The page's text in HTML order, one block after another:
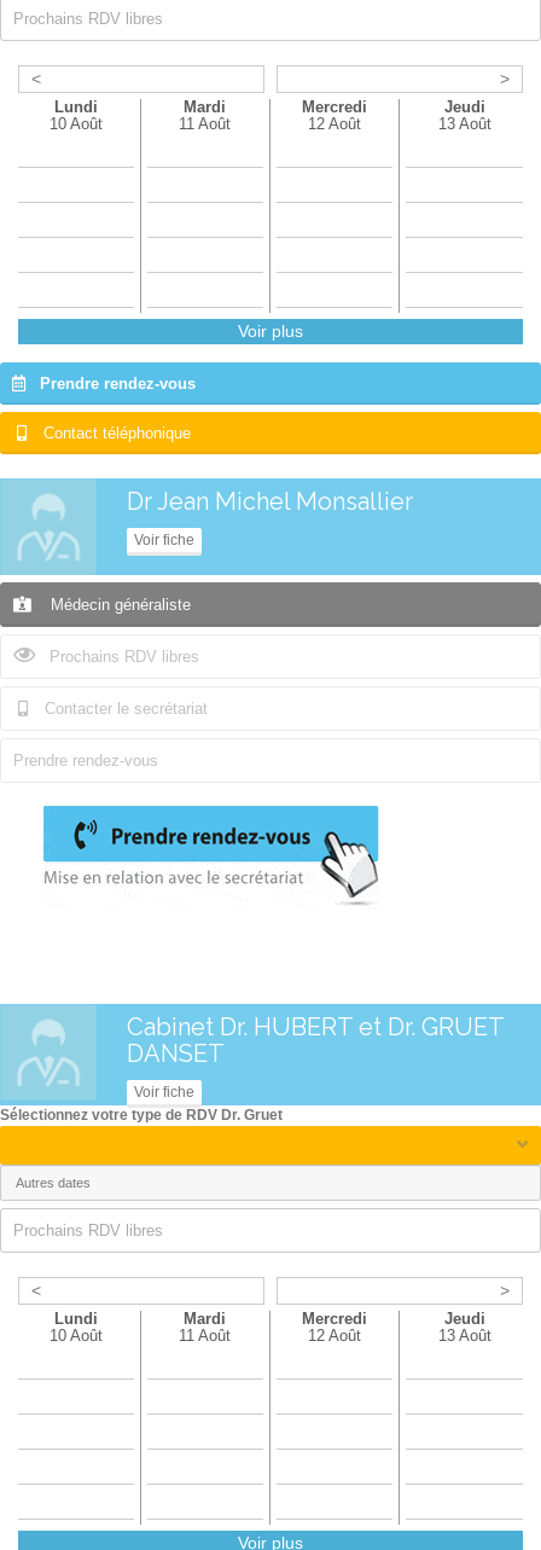
< >
Lundi
10 Août
Mardi
11 Août
Mercredi
12 Août
Jeudi
13 Août
Voir plus
Prendre rendez-vous
Contact téléphonique
Prochains RDV libres
Dr Jean Michel Monsallier
Voir fiche
Médecin généraliste
Prochains RDV libres
Contacter le secrétariat
Prendre rendez-vous
Cabinet Dr. HUBERT et Dr. GRUET
DANSET
Voir fiche
< >
Lundi
10 Août
Mardi
11 Août
Mercredi
12 Août
Jeudi
13 Août
Voir plus
Sélectionnez votre type de RDV Dr. Gruet
Prochains RDV libres